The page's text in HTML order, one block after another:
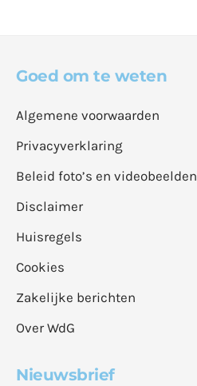
Goed om te weten
Algemene voorwaarden
Privacyverklaring
Beleid foto’s en videobeelden
Disclaimer
Huisregels
Cookies
Zakelijke berichten
Over WdG
Nieuwsbrief